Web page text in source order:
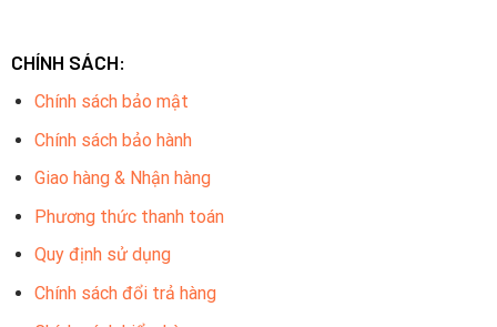
CHÍNH SÁCH:
Chính sách bảo mật
Chính sách bảo hành
Giao hàng & Nhận hàng
Phương thức thanh toán
Quy định sử dụng
Chính sách đổi trả hàng